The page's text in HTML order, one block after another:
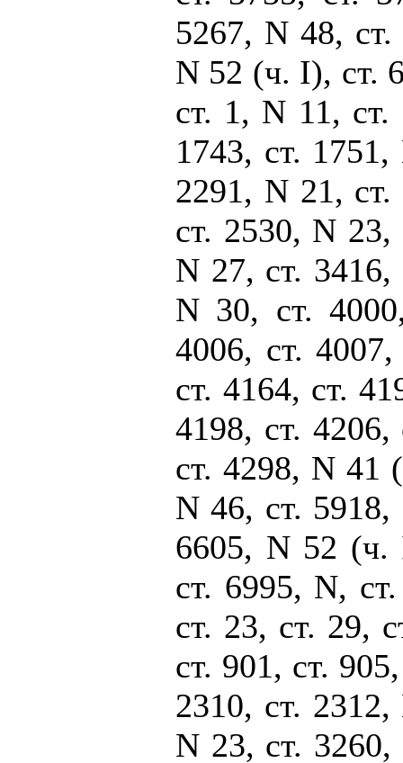
5267, N 48, ст.
N 52 (ч. I), ст.
ст. 1, N 11,
1743, ст.
2291, N 21, ст.
ст. 2530, N
N 27, ст.
N 30, ст.
4006, ст.
ст. 4164, ст.
4198, ст.
ст. 4298, N 41
N 46, ст.
6605, N 52
ст. 6995, N,
ст. 23, ст. 29,
ст. 901, ст.
2310, ст.
N 23, ст.